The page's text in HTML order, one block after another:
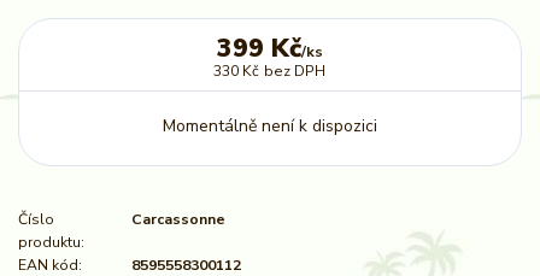
399 Kč/ks
330 Kč bez DPH
Momentálně není k dispozici
Číslo
produktu:
Carcassonne
EAN kód:
8595558300112